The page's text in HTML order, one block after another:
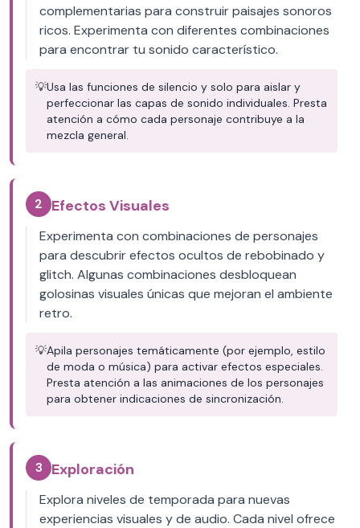
complementarias para construir paisajes sonoros
ricos. Experimenta con diferentes combinaciones
para encontrar tu sonido característico.
💡Usa las funciones de silencio y solo para aislar y
perfeccionar las capas de sonido individuales. Presta
atención a cómo cada personaje contribuye a la
mezcla general.
2 Efectos Visuales
Experimenta con combinaciones de personajes
para descubrir efectos ocultos de rebobinado y
glitch. Algunas combinaciones desbloquean
golosinas visuales únicas que mejoran el ambiente
retro.
💡Apila personajes temáticamente (por ejemplo, estilo
de moda o música) para activar efectos especiales.
Presta atención a las animaciones de los personajes
para obtener indicaciones de sincronización.
3 Exploración
Explora niveles de temporada para nuevas
experiencias visuales y de audio. Cada nivel ofrece